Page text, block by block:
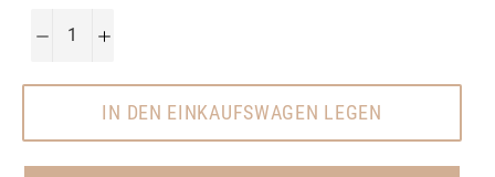
− +
IN DEN EINKAUFSWAGEN LEGEN